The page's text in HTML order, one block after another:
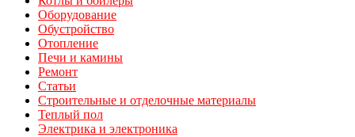
Оборудование
Обустройство
Отопление
Печи и камины
Ремонт
Статьи
Строительные и отделочные материалы
Теплый пол
Электрика и электроника